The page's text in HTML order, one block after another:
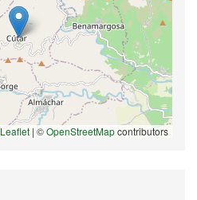
Leaflet | ©OpenStreetMapcontributors